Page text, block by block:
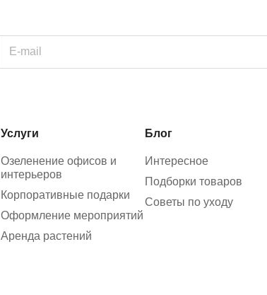
Услуги
Озеленение офисов и
интерьеров
Корпоративные подарки
Оформление мероприятий
Аренда растений
Блог
Интересное
Подборки товаров
Советы по уходу